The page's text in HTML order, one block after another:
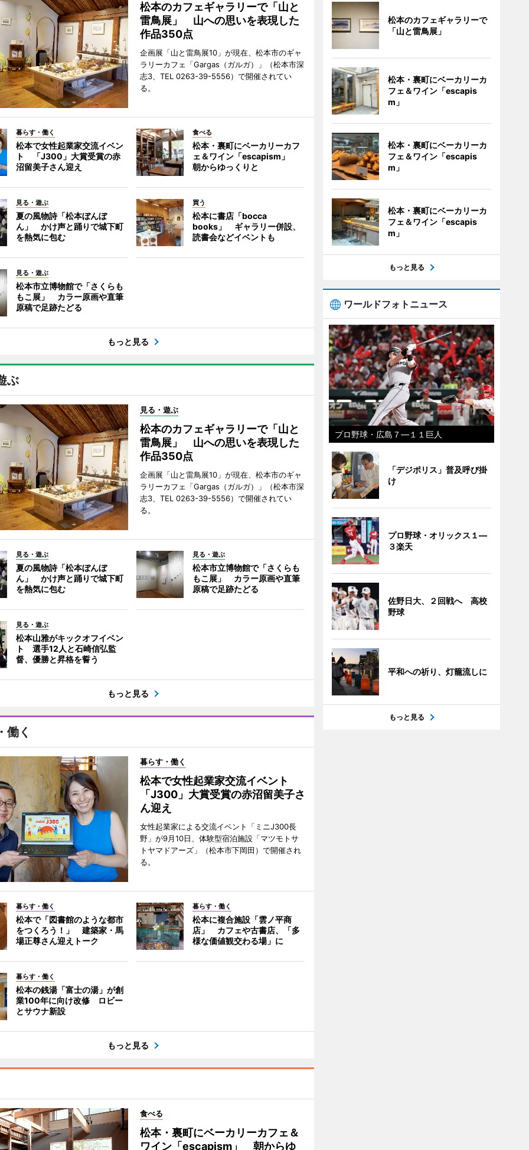
松本のカフェギャラリーで「山と
雷鳥展」 山への思いを表現した
作品350点
企画展「山と雷鳥展10」が現在、松本市のギャ
ラリーカフェ「Gargas（ガルガ）」（松本市深
志3、TEL 0263-39-5556）で開催されてい
る。
暮らす・働く
松本で女性起業家交流イベン
ト 「J300」大賞受賞の赤
沼留美子さん迎え
食べる
松本・裏町にベーカリーカフ
ェ＆ワイン「escapism」
朝からゆっくりと
見る・遊ぶ
夏の風物詩「松本ぼんぼ
ん」 かけ声と踊りで城下町
を熱気に包む
買う
松本に書店「bocca
books」 ギャラリー併設、
読書会などイベントも
見る・遊ぶ
松本市立博物館で「さくらも
もこ展」 カラー原画や直筆
原稿で足跡たどる
もっと見る
ぶ
見る・遊ぶ
松本のカフェギャラリーで「山と
雷鳥展」 山への思いを表現した
作品350点
企画展「山と雷鳥展10」が現在、松本市のギャ
ラリーカフェ「Gargas（ガルガ）」（松本市深
志3、TEL 0263-39-5556）で開催されてい
る。
見る・遊ぶ
夏の風物詩「松本ぼんぼ
ん」 かけ声と踊りで城下町
を熱気に包む
見る・遊ぶ
松本市立博物館で「さくらも
もこ展」 カラー原画や直筆
原稿で足跡たどる
見る・遊ぶ
松本山雅がキックオフイベン
ト 選手12人と石崎信弘監
督、優勝と昇格を誓う
もっと見る
働く
暮らす・働く
松本で女性起業家交流イベント
「J300」大賞受賞の赤沼留美子さ
ん迎え
女性起業家による交流イベント「ミニJ300長
野」が9月10日、体験型宿泊施設「マツモトサ
トヤマドアーズ」（松本市下岡田）で開催され
る。
暮らす・働く
松本で「図書館のような都市
をつくろう！」 建築家・馬
場正尊さん迎えトーク
暮らす・働く
松本に複合施設「雲ノ平商
店」 カフェや古書店、「多
様な価値観交わる場」に
暮らす・働く
松本の銭湯「富士の湯」が創
業100年に向け改修 ロビー
とサウナ新設
もっと見る
食べる
松本・裏町にベーカリーカフェ＆
ワイン「escapism」 朝からゆ
松本のカフェギャラリーで
「山と雷鳥展」
松本・裏町にベーカリーカ
フェ＆ワイン「escapis
m」
松本・裏町にベーカリーカ
フェ＆ワイン「escapis
m」
松本・裏町にベーカリーカ
フェ＆ワイン「escapis
m」
もっと見る
ワールドフォトニュース
プロ野球・広島７―１１巨人
「デジポリス」普及呼び掛
け
プロ野球・オリックス１―
３楽天
佐野日大、２回戦へ 高校
野球
平和への祈り、灯籠流しに
もっと見る